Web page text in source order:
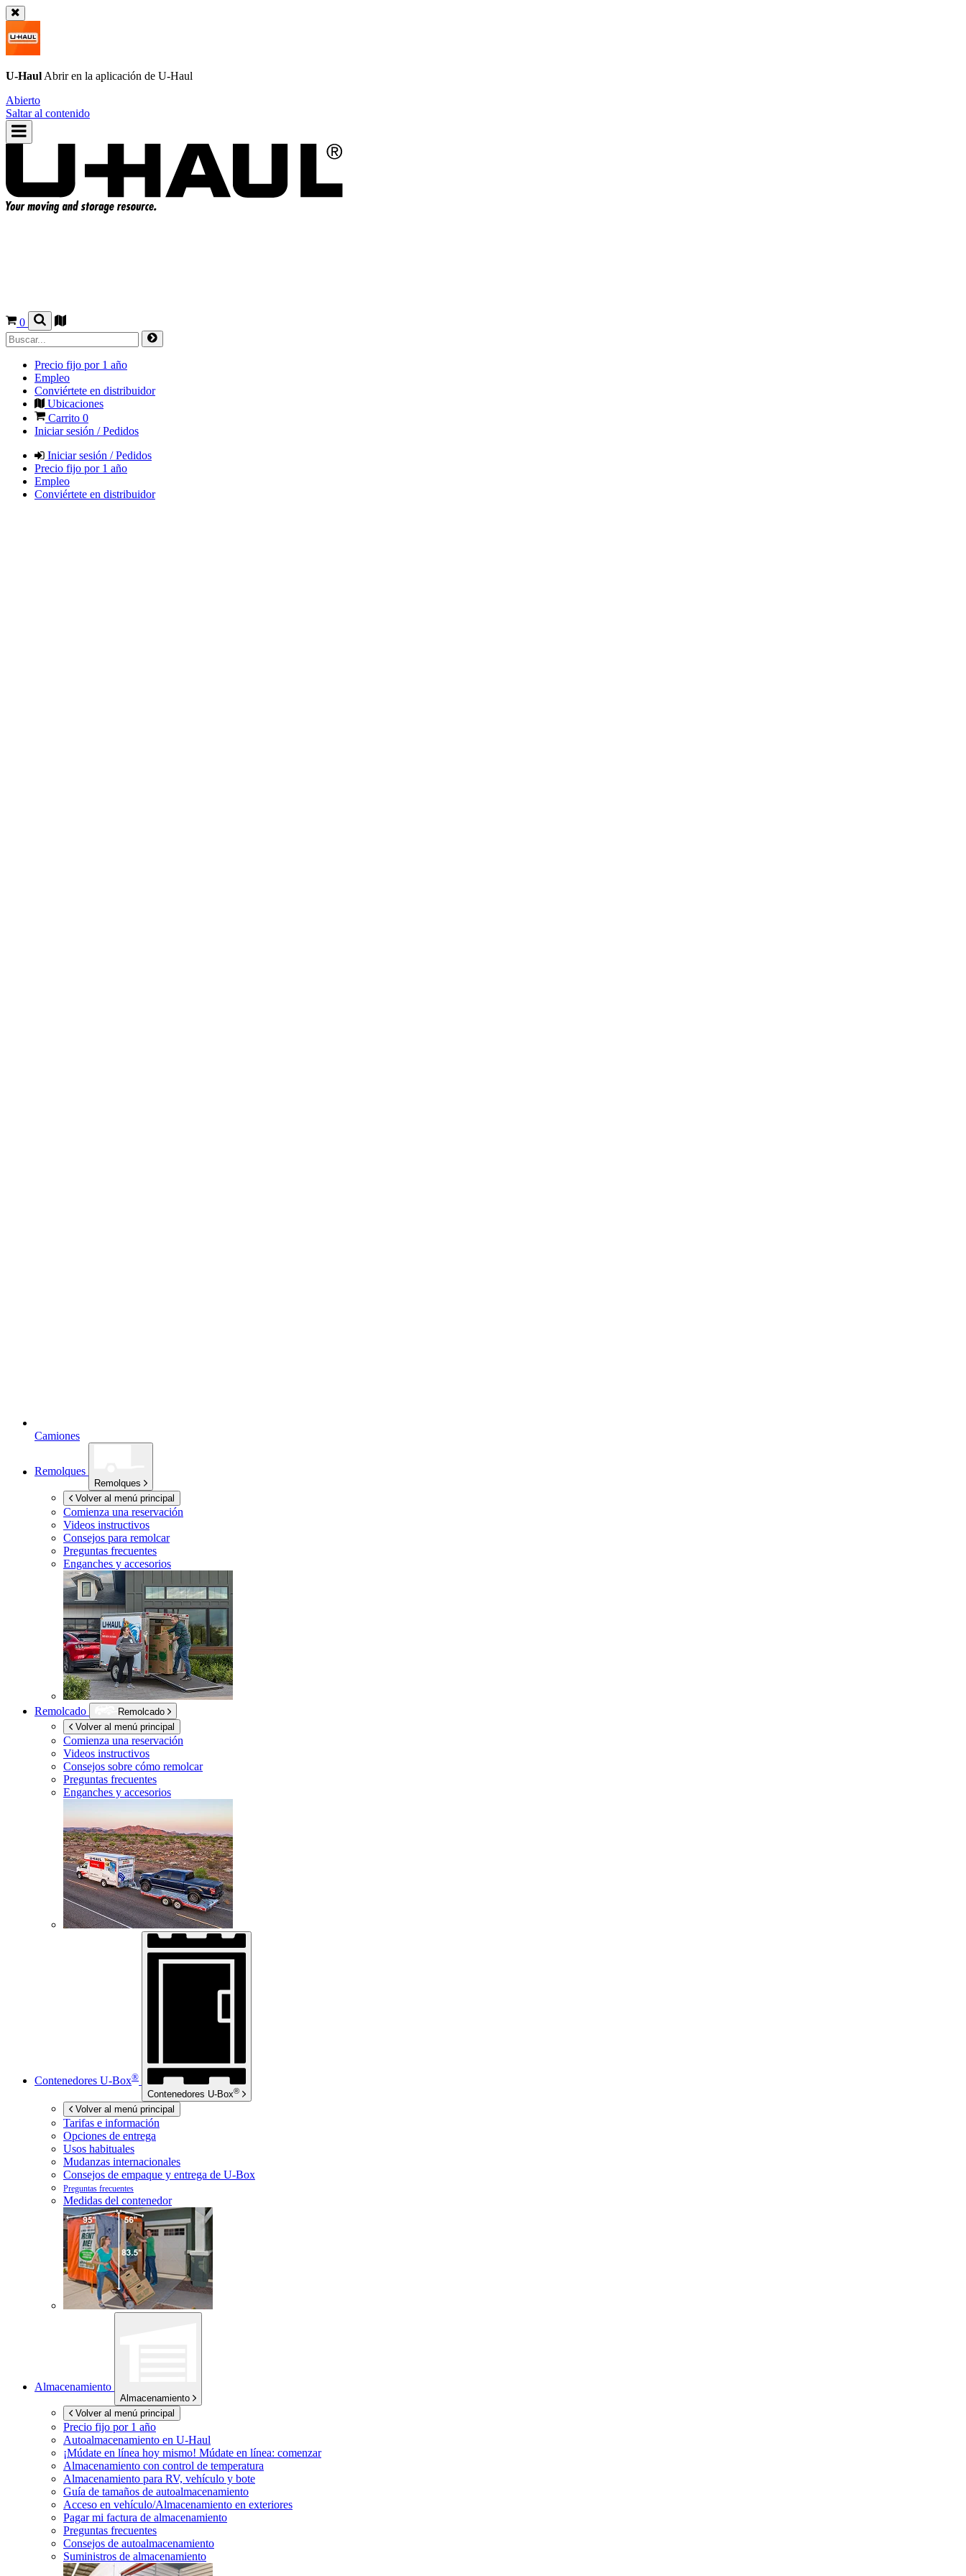
U-Haul Abrir en la aplicación de U-Haul
Abierto
Saltar al contenido
0
Precio fijo por 1 año
Empleo
Conviértete en distribuidor
Ubicaciones
Carrito 0
Iniciar sesión / Pedidos
Iniciar sesión / Pedidos
Precio fijo por 1 año
Empleo
Conviértete en distribuidor
Camiones
Remolques
Remolques
Volver al menú principal
Comienza una reservación
Videos instructivos
Consejos para remolcar
Preguntas frecuentes
Enganches y accesorios
Remolcado
Remolcado
Volver al menú principal
Comienza una reservación
Videos instructivos
Consejos sobre cómo remolcar
Preguntas frecuentes
Enganches y accesorios
Contenedores U-Box®
Contenedores U-Box®
Volver al menú principal
Tarifas e información
Opciones de entrega
Usos habituales
Mudanzas internacionales
Consejos de empaque y entrega de U-Box
Preguntas frecuentes
Medidas del contenedor
Almacenamiento
Almacenamiento
Volver al menú principal
Precio fijo por 1 año
Autoalmacenamiento en U-Haul
¡Múdate en línea hoy mismo! Múdate en línea: comenzar
Almacenamiento con control de temperatura
Almacenamiento para RV, vehículo y bote
Guía de tamaños de autoalmacenamiento
Acceso en vehículo/Almacenamiento en exteriores
Pagar mi factura de almacenamiento
Preguntas frecuentes
Consejos de autoalmacenamiento
Suministros de almacenamiento